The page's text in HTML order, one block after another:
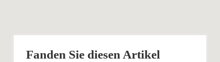
Fanden Sie diesen Artikel